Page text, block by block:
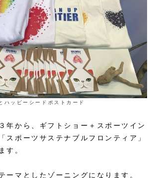
ハッピーシードポストカード
年から、ギフトショー＋スポーツイン
スポーツサステナブルフロンティア」
す。
ーマとしたゾーニングになります。